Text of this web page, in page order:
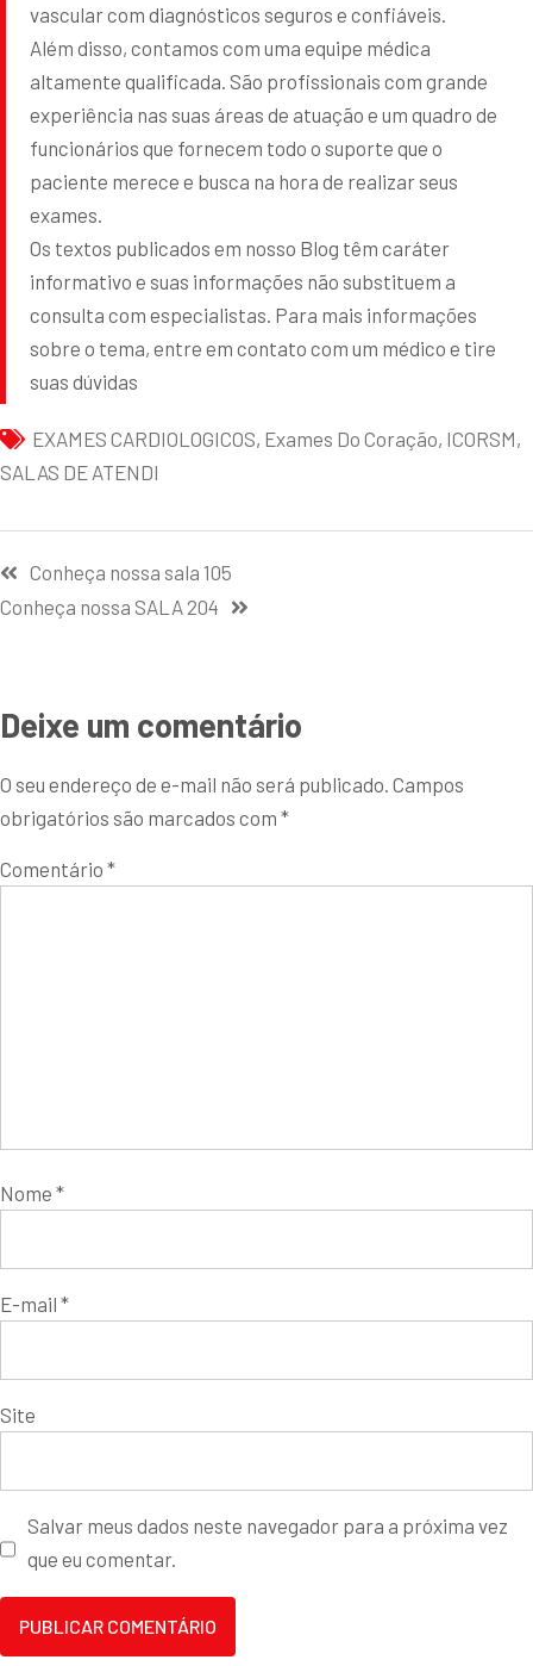
vascular com diagnósticos seguros e confiáveis.
Além disso, contamos com uma equipe médica
altamente qualificada. São profissionais com grande
experiência nas suas áreas de atuação e um quadro de
funcionários que fornecem todo o suporte que o
paciente merece e busca na hora de realizar seus
exames.
Os textos publicados em nosso Blog têm caráter
informativo e suas informações não substituem a
consulta com especialistas. Para mais informações
sobre o tema, entre em contato com um médico e tire
suas dúvidas
EXAMES CARDIOLOGICOS, Exames Do Coração, ICORSM,
SALAS DE ATENDI
Conheça nossa sala 105
Conheça nossa SALA 204
Deixe um comentário
O seu endereço de e-mail não será publicado. Campos
obrigatórios são marcados com *
Comentário *
Nome *
E-mail *
Site
Salvar meus dados neste navegador para a próxima vez
que eu comentar.